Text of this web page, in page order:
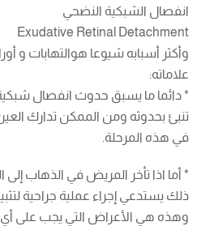
انفصال الشبكية النضحي
Exudative Retinal Detachment
وأكثر أسبابه شيوعا هوالتهابات و
علاماته:
* دائما ما يسبق حدوث انفصال
تنبئ بحدوثه ومن الممكن تدارك
في هذه المرحلة.
* أما اذا تأخر المريض في الذهاب
ذلك يستدعي إجراء عملية جراحية
وهذه هي الأعراض التي يجب على